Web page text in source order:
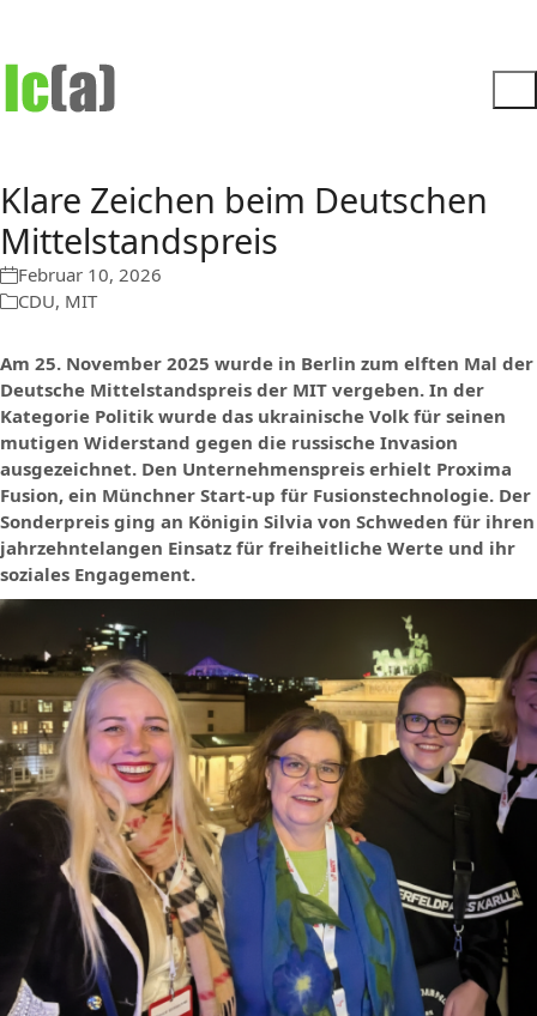
Klare Zeichen beim Deutschen
Mittelstandspreis
Februar 10, 2026
CDU, MIT
Am 25. November 2025 wurde in Berlin zum elften Mal der
Deutsche Mittelstandspreis der MIT vergeben. In der
Kategorie Politik wurde das ukrainische Volk für seinen
mutigen Widerstand gegen die russische Invasion
ausgezeichnet. Den Unternehmenspreis erhielt Proxima
Fusion, ein Münchner Start-up für Fusionstechnologie. Der
Sonderpreis ging an Königin Silvia von Schweden für ihren
jahrzehntelangen Einsatz für freiheitliche Werte und ihr
soziales Engagement.